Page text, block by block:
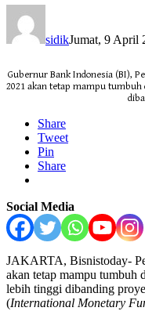
sidikJumat, 9 April
Gubernur Bank Indonesia (BI),
2021 akan tetap mampu
Share
Tweet
Pin
Share
Social Media
JAKARTA, Bisnistoday-
akan tetap mampu tumbuh
lebih tinggi dibanding
(International Monetary